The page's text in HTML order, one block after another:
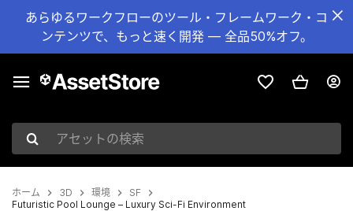
あらゆるワークフローのツール・フレームワーク・コ
ンテンツで、もっと速く開発 — 全品50%オフ。
アセットの検索
ホーム 3D 環境
SF
Futuristic Pool Lounge – Luxury Sci-Fi Environment